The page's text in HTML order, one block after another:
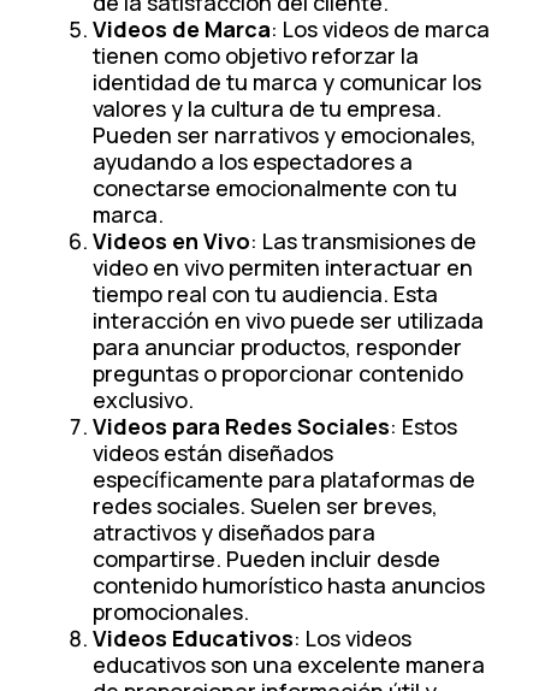
Videos de Marca: Los videos de marca
tienen como objetivo reforzar la
identidad de tu marca y comunicar los
valores y la cultura de tu empresa.
Pueden ser narrativos y emocionales,
ayudando a los espectadores a
conectarse emocionalmente con tu
marca.
Videos en Vivo: Las transmisiones de
video en vivo permiten interactuar en
tiempo real con tu audiencia. Esta
interacción en vivo puede ser utilizada
para anunciar productos, responder
preguntas o proporcionar contenido
exclusivo.
Videos para Redes Sociales: Estos
videos están diseñados
específicamente para plataformas de
redes sociales. Suelen ser breves,
atractivos y diseñados para
compartirse. Pueden incluir desde
contenido humorístico hasta anuncios
promocionales.
Videos Educativos: Los videos
educativos son una excelente manera